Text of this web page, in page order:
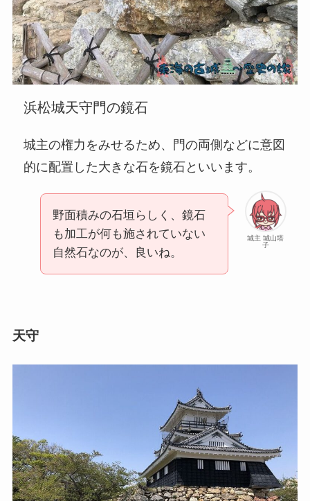
浜松城天守門の鏡石
城主の権力をみせるため、門の両側などに意図
的に配置した大きな石を鏡石といいます。
城主 城山塔
子
野面積みの石垣らしく、鏡石
も加工が何も施されていない
自然石なのが、良いね。
天守